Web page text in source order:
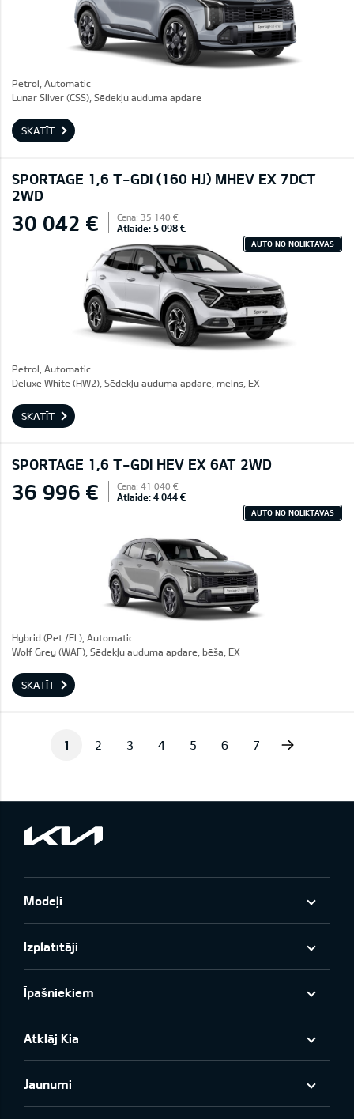
Petrol, Automatic
Lunar Silver (CSS), Sēdekļu auduma apdare
SKATĪT
SPORTAGE 1,6 T-GDI (160 HJ) MHEV EX 7DCT
2WD
30 042 € Cena: 35 140 €
Atlaide: 5 098 €
AUTO NO NOLIKTAVAS
Petrol, Automatic
Deluxe White (HW2), Sēdekļu auduma apdare, melns, EX
SKATĪT
SPORTAGE 1,6 T-GDI HEV EX 6AT 2WD
36 996 € Cena: 41 040 €
Atlaide: 4 044 €
AUTO NO NOLIKTAVAS
Hybrid (Pet./El.), Automatic
Wolf Grey (WAF), Sēdekļu auduma apdare, bēša, EX
SKATĪT
1 2 3 4 5 6 7
Modeļi
Izplatītāji
Īpašniekiem
Atklāj Kia
Jaunumi